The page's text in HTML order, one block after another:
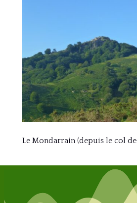
Le Mondarrain (depuis le col de